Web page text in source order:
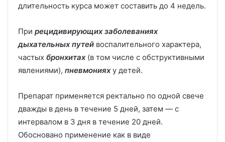
длительность курса может составить до 4 недель.
При рецидивирующих заболеваниях
дыхательных путей воспалительного характера,
частых бронхитах(в том числе с обструктивными
явлениями), пневмонияху детей.
Препарат применяется ректально по одной свече
дважды в день в течение 5 дней, затем — с
интервалом в 3 дня в течение 20 дней.
Обосновано применение как в виде